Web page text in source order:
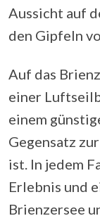
Aussicht auf
den Gipfeln
Auf das
einer
einem
Gegensatz
ist. In jedem
Erlebnis und
Brienzersee